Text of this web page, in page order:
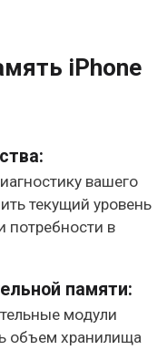
iPhone
вашего
текущий уровень
потребности в
памяти:
модули
объем хранилища